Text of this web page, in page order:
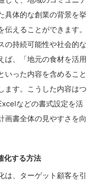
具体的な創業の背景を挙
えることができます。
の持続可能性や社会的な
ば、「地元の食材を活用
いった内容を含めること
ます。こうした内容はつ
などの書式設定を活
画書全体の見やすさを向
化する方法
は、ターゲット顧客を引